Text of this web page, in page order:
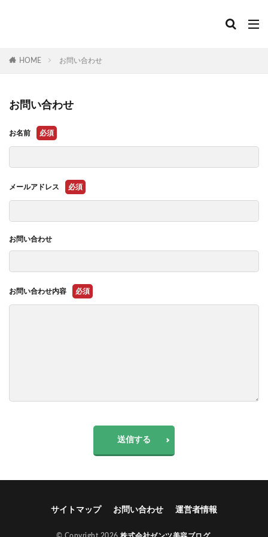
HOME お問い合わせ
お問い合わせ
お名前 必須
メールアドレス 必須
お問い合わせ
お問い合わせ内容 必須
送信する
サイトマップ お問い合わせ 運営者情報